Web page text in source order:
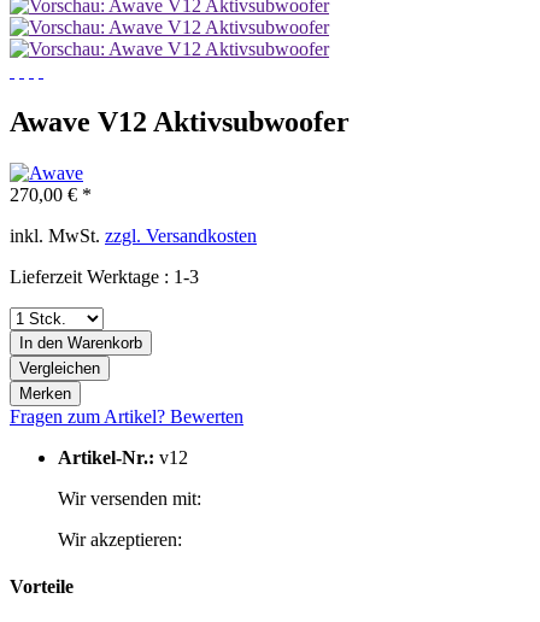
Awave V12 Aktivsubwoofer
270,00 € *
inkl. MwSt. zzgl. Versandkosten
Lieferzeit Werktage : 1-3
In den Warenkorb
Vergleichen
Merken
Fragen zum Artikel? Bewerten
Artikel-Nr.: v12
Wir versenden mit:
Wir akzeptieren:
Vorteile